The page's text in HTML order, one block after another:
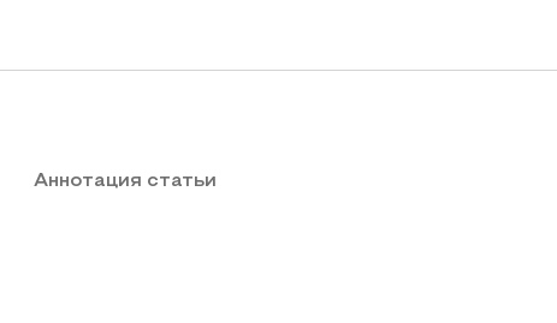
Аннотация статьи